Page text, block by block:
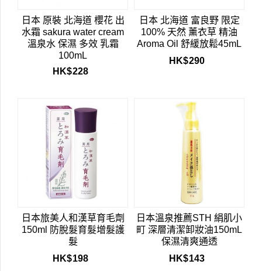
日本 原裝 北海道 櫻花 出
水霜 sakura water cream
溫泉水 保濕 多效 乳霜
100mL
HK$228
日本 北海道 富良野 限定
100% 天然 薰衣草 精油
Aroma Oil 舒緩放鬆45mL
HK$290
日本旅美人和漢草育毛劑
150ml 防脫髮育髮增髮護
髮
HK$198
日本溫泉推薦STH 絹肌小
町 深層清潔卸妝油150mL
保濕清爽通透
HK$143